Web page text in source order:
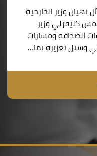
نهيان وزير الخارجية
كليفرلي وزير
الصداقة ومسارات
وسبل تعزيزه بما…